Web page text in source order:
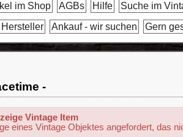
im Shop AGBs Hilfe
Suche im
Hersteller
Ankauf - wir suchen Gern
-
Vintage Item
eines Vintage Objektes angefordert, das